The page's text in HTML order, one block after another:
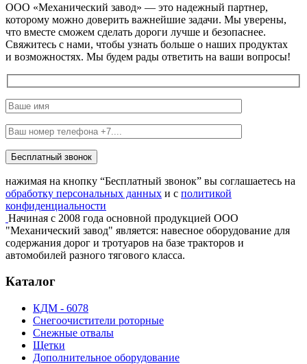
ООО «Механический завод» — это надежный партнер,
которому можно доверить важнейшие задачи. Мы уверены,
что вместе сможем сделать дороги лучше и безопаснее.
Свяжитесь с нами, чтобы узнать больше о наших продуктах
и возможностях. Мы будем рады ответить на ваши вопросы!
Бесплатный звонок
нажимая на кнопку “Бесплатный звонок” вы соглашаетесь на
обработку персональных данных и с политикой
конфиденциальности
Начиная с 2008 года основной продукцией ООО
"Механический завод" является: навесное оборудование для
содержания дорог и тротуаров на базе тракторов и
автомобилей разного тягового класса.
Каталог
КДМ - 6078
Снегоочистители роторные
Снежные отвалы
Щетки
Дополнительное оборудование